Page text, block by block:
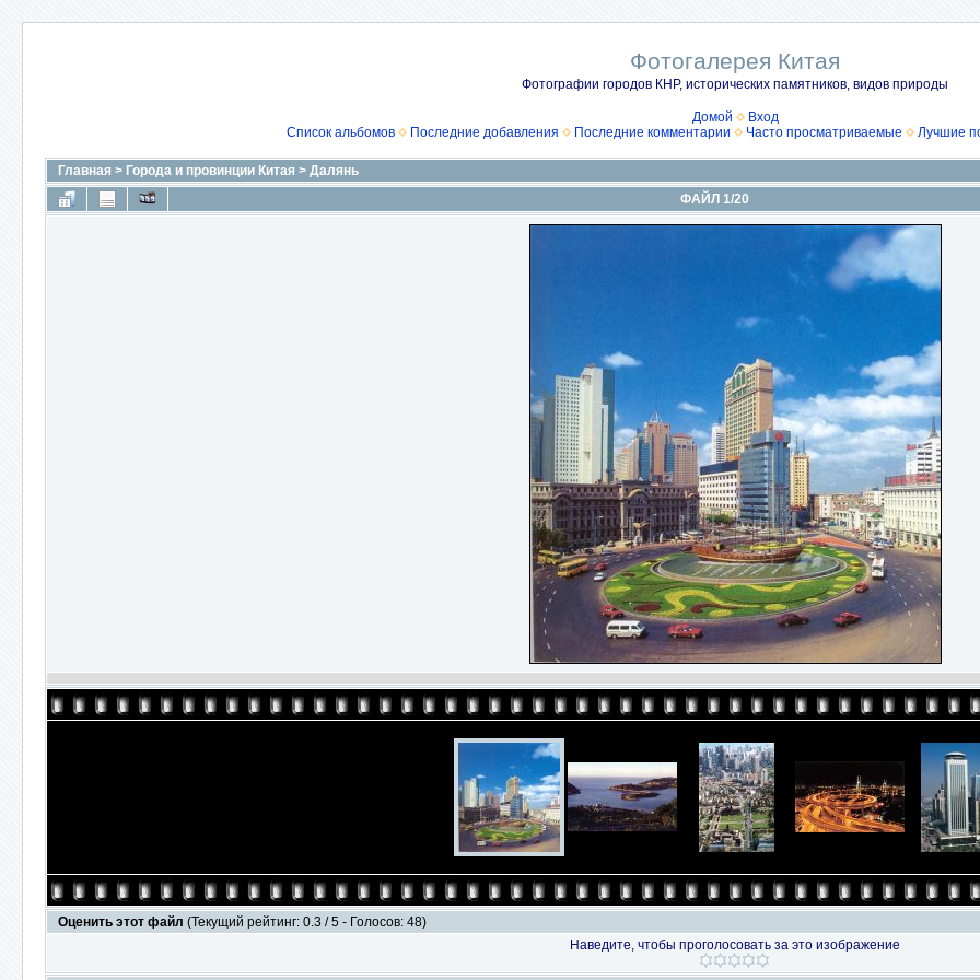
Фотогалерея Китая
Фотографии городов КНР, исторических памятников, видов природы
Домой
Вход
Список альбомов
Последние добавления Последние комментарии Часто просматриваемые Лучшие
Главная > Города и провинции Китая > Далянь
ФАЙЛ 1/20
Оценить этот файл (Текущий рейтинг: 0.3 / 5 - Голосов: 48)
Наведите, чтобы проголосовать за это изображение